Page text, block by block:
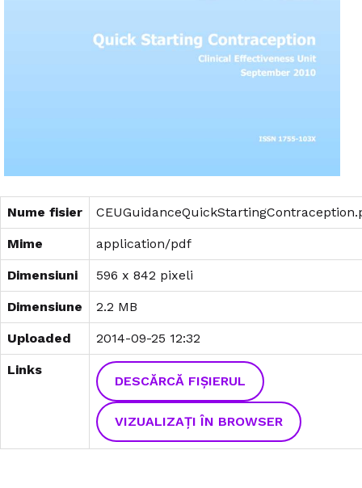
Nume fisier
Mime application/pdf
Dimensiuni 596 x 842 pixeli
Dimensiune 2.2 MB
Uploaded 2014-09-25 12:32
Links
DESCĂRCĂ FIȘIERUL
VIZUALIZAȚI ÎN BROWSER